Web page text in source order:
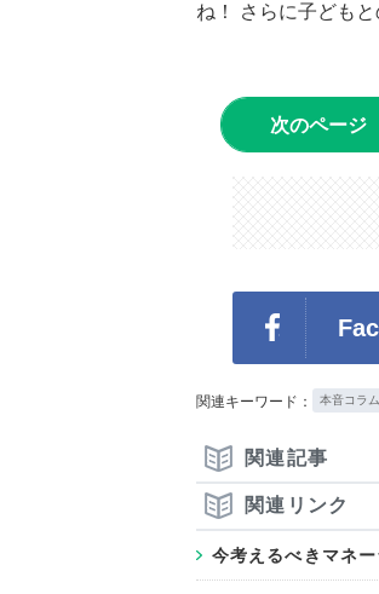
ね！ さらに子ども
次のページ
関連キーワード： 本音コラム.
関連記事
関連リンク
今考えるべきマネ